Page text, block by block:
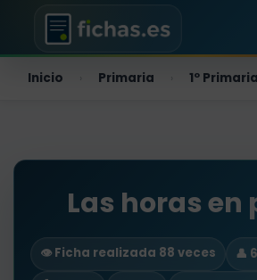
Inicio Primaria 1º Primaria
Las horas en
👁️ Ficha realizada 88 veces
👤